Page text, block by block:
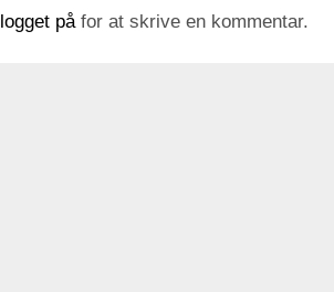
logget påfor at skrive en kommentar.